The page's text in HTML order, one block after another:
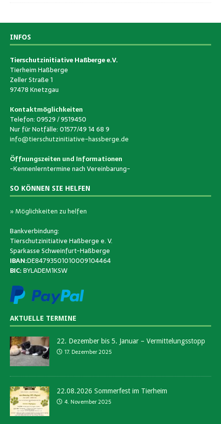
INFOS
Tierschutzinitiative Haßberge e.V.
Tierheim Haßberge
Zeller Straße 1
97478 Knetzgau
Kontaktmöglichkeiten
Telefon: 09529 / 9519450
Nur für Notfälle: 01577/49 14 68 9
info@tierschutzinitiative-hassberge.de
Öffnungszeiten und Informationen
-Kennenlerntermine nach Vereinbarung-
SO KÖNNEN SIE HELFEN
» Möglichkeiten zu helfen
Bankverbindung:
Tierschutzinitiative Haßberge e. V.
Sparkasse Schweinfurt-Haßberge
IBAN:DE84793501010009104464
BIC:BYLADEM1KSW
AKTUELLE TERMINE
22. Dezember bis 5. Januar – Vermittelungsstopp
17. Dezember 2025
22.08.2026 Sommerfest im Tierheim
4. November 2025